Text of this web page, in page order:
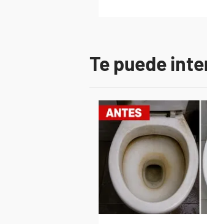
Te puede